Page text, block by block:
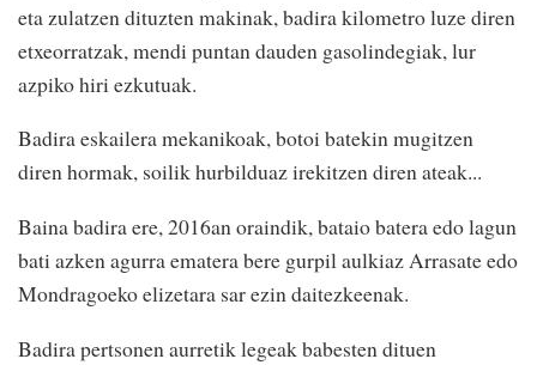
eta zulatzen dituzten makinak, badira kilometro luze diren
etxeorratzak, mendi puntan dauden gasolindegiak, lur
azpiko hiri ezkutuak.
Badira eskailera mekanikoak, botoi batekin mugitzen
diren hormak, soilik hurbilduaz irekitzen diren ateak...
Baina badira ere, 2016an oraindik, bataio batera edo lagun
bati azken agurra ematera bere gurpil aulkiaz Arrasate edo
Mondragoeko elizetara sar ezin daitezkeenak.
Badira pertsonen aurretik legeak babesten dituen